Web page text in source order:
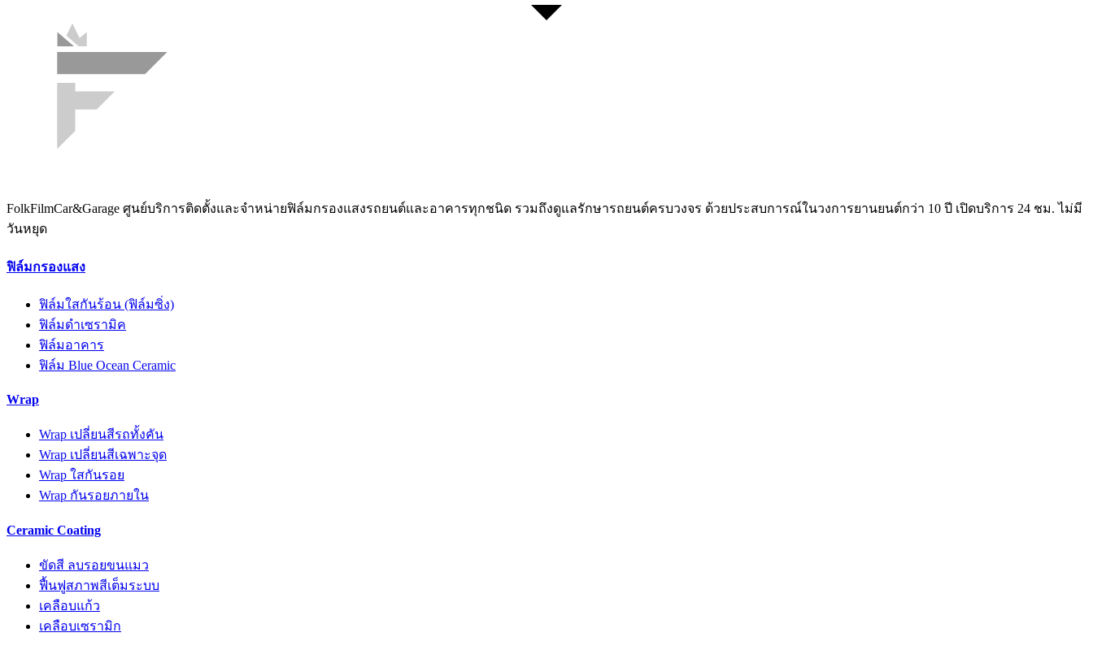
FolkFilmCar&Garage ศูนย์บริการติดตั้งและจำหน่ายฟิล์มกรองแสงรถยนต์และอาคารทุกชนิด รวมถึงดูแลรักษารถยนต์ครบวงจร ด้วยประสบการณ์ในวงการยานยนต์กว่า 10 ปี เปิดบริการ 24 ชม. ไม่มี
วันหยุด
ฟิล์มกรองแสง
ฟิล์มใสกันร้อน (ฟิล์มซิ่ง)
ฟิล์มดำเซรามิค
ฟิล์มอาคาร
ฟิล์ม Blue Ocean Ceramic
Wrap
Wrap เปลี่ยนสีรถทั้งคัน
Wrap เปลี่ยนสีเฉพาะจุด
Wrap ใสกันรอย
Wrap กันรอยภายใน
Ceramic Coating
ขัดสี ลบรอยขนแมว
ฟื้นฟูสภาพสีเต็มระบบ
เคลือบแก้ว
เคลือบเซรามิก